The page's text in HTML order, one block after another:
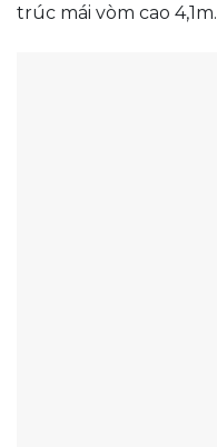
trúc mái vòm cao 4,1m.